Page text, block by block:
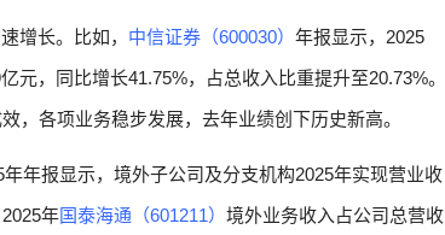
增长。比如， 中信证券（600030） 年报显示，2025
元，同比增长41.75%，占总收入比重提升至20.73%。
，各项业务稳步发展，去年业绩创下历史新高。
年年报显示，境外子公司及分支机构2025年实现营业收
年国泰海通（601211） 境外业务收入占公司总营收